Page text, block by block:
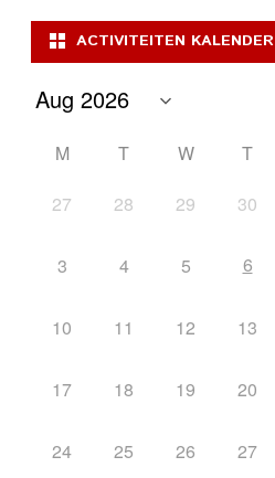
ACTIVITEITEN KALENDER
M T W T
27
28 29 30
3 4 5 6
10 11 12 13
17 18 19 20
24 25 26 27